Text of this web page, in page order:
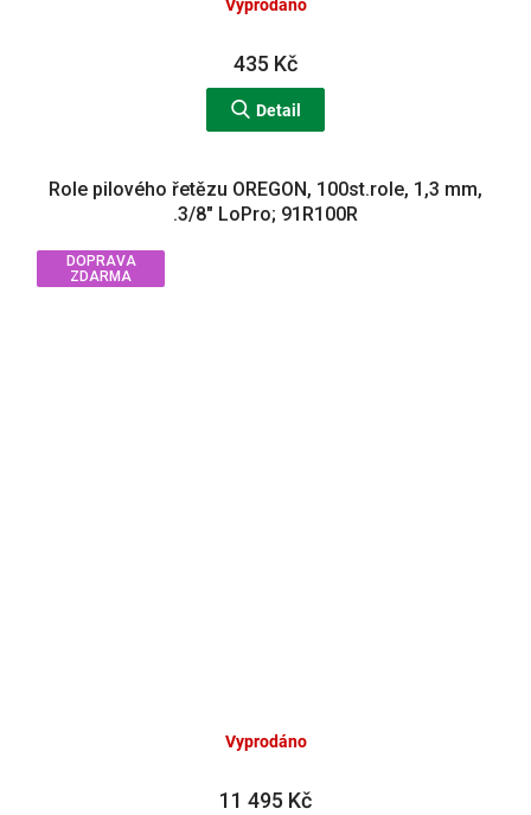
Vyprodáno
435 Kč
Detail
DOPRAVA
ZDARMA
Role pilového řetězu OREGON, 100st.role, 1,3 mm,
.3/8" LoPro; 91R100R
Vyprodáno
11 495 Kč